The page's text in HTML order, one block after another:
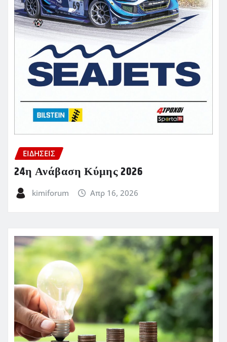
ΕΙΔΗΣΕΙΣ
24η Ανάβαση Κύμης 2026
kimiforum Απρ 16, 2026